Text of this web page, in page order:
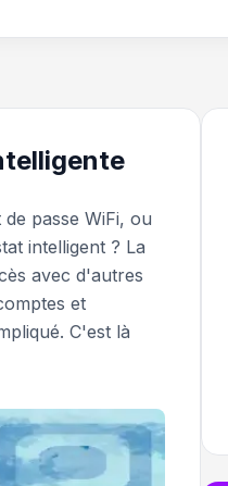
passe WiFi, ou
intelligent ? La
avec d'autres
et
C'est là